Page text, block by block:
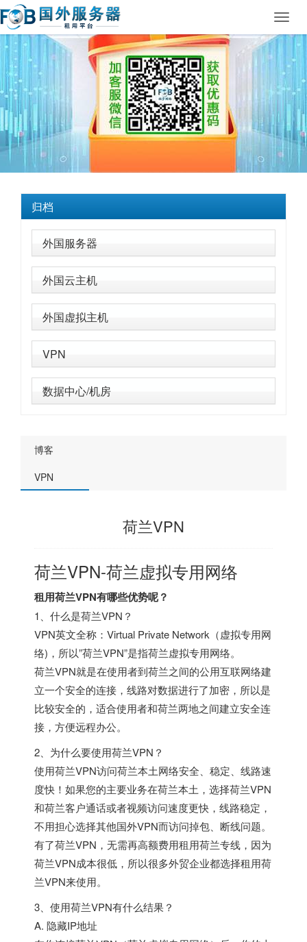
归档
外国服务器
外国云主机
外国虚拟主机
VPN
数据中心/机房
博客
VPN
荷兰VPN
荷兰VPN-荷兰虚拟专用网络
租用荷兰VPN有哪些优势呢？
1、什么是荷兰VPN？
VPN英文全称：Virtual Private Network（虚拟专用网
络)，所以”荷兰VPN”是指荷兰虚拟专用网络。
荷兰VPN就是在使用者到荷兰之间的公用互联网络建
立一个安全的连接，线路对数据进行了加密，所以是
比较安全的，适合使用者和荷兰两地之间建立安全连
接，方便远程办公。
2、为什么要使用荷兰VPN？
使用荷兰VPN访问荷兰本土网络安全、稳定、线路速
度快！如果您的主要业务在荷兰本土，选择荷兰VPN
和荷兰客户通话或者视频访问速度更快，线路稳定，
不用担心选择其他国外VPN而访问掉包、断线问题。
有了荷兰VPN，无需再高额费用租用荷兰专线，因为
荷兰VPN成本很低，所以很多外贸企业都选择租用荷
兰VPN来使用。
3、使用荷兰VPN有什么结果？
A. 隐藏IP地址